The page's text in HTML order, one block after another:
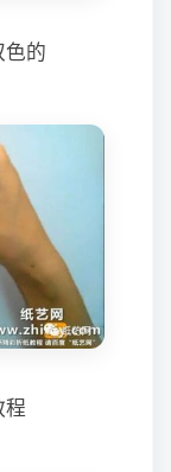
色的
程